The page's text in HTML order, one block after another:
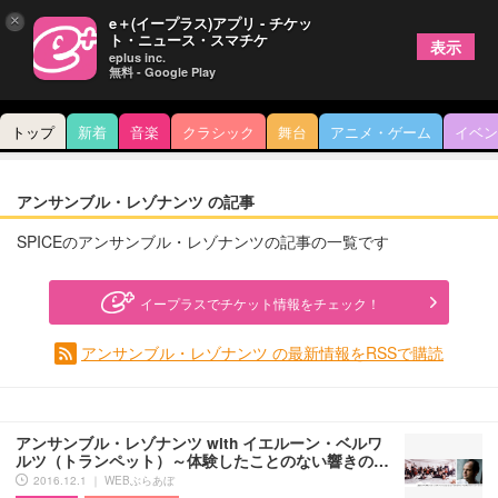
トップ 新着 音楽 クラシック 舞台 アニメ・ゲーム イベ
アンサンブル・レゾナンツ の記事
SPICEのアンサンブル・レゾナンツの記事の一覧です
イープラスでチケット情報をチェック！
アンサンブル・レゾナンツ の最新情報をRSSで購読
アンサンブル・レゾナンツ with イエルーン・ベルワ
ルツ（トランペット）～体験したことのない響きの…
2016.12.1 ｜ WEBぶらあぼ
× e＋(イープラス)アプリ - チケッ
ト・ニュース・スマチケ
eplus inc.
無料 - Google Play
表示